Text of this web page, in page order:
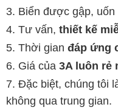
Biển được gập, uốn
Tư vấn, thiết kế
Thời gian đáp ứng
Giá của 3A luôn rẻ
Đặc biệt, chúng tôi
không qua trung gian.